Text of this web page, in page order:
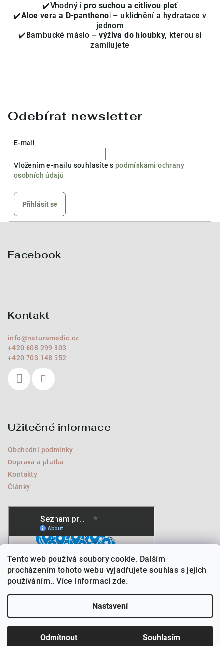
Tento web používá soubory cookie. Dalším
procházením tohoto webu vyjadřujete souhlas s jejich
používáním.. Více informacízde.
Nastavení
Odmítnout Souhlasím
z
5
hvězdiček.
✔️Vhodný ipro suchou a citlivou pleť
✔️Aloe vera a D-panthenol – uklidnění a hydratace v
jednom
✔️Bambucké máslo –výživa do hloubky, kterou si
zamilujete
Odebírat newsletter
E-mail
Vložením e-mailu souhlasíte s podmínkami ochrany
osobních údajů
Přihlásit se
Facebook
Kontakt
info@naturamedic.cz
+420 608 299 803
+420 703 148 552
Užitečné informace
Obchodní podmínky
Doprava a platba
Kontakty
Články
Upravit nastavení cookies